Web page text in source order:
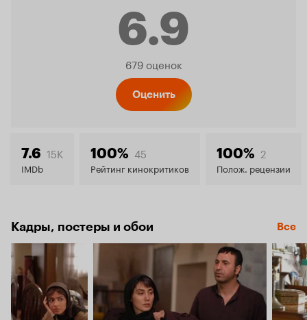
6.9
Рейтинг
6.9
679 оценок
Оценить
7.6 15K
IMDb
100% 45
Рейтинг кинокритиков
100% 2
Полож. рецензии
Кадры, постеры и обои Все